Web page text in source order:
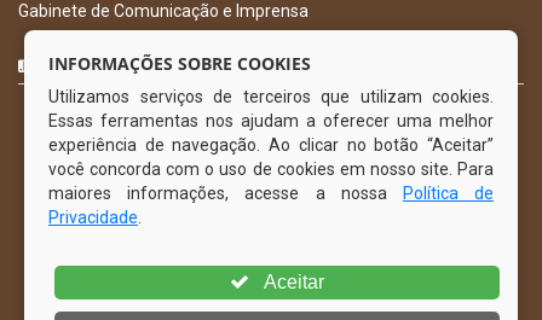
Gabinete de Comunicação e Imprensa
CURTA NOSSA FAN PAGE
INFORMAÇÕES SOBRE COOKIES
Utilizamos serviços de terceiros que utilizam cookies.
Essas ferramentas nos ajudam a oferecer uma melhor
experiência de navegação. Ao clicar no botão “Aceitar”
você concorda com o uso de cookies em nosso site. Para
maiores informações, acesse a nossa
Política de
Privacidade
Aceitar